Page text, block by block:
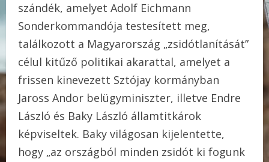
szándék, amelyet Adolf Eichmann
Sonderkommandója testesített meg,
találkozott a Magyarország „zsidótlanítását”
célul kitűző politikai akarattal, amelyet a
frissen kinevezett Sztójay kormányban
Jaross Andor belügyminiszter, illetve Endre
László és Baky László államtitkárok
képviseltek. Baky világosan kijelentette,
hogy „az országból minden zsidót ki fogunk